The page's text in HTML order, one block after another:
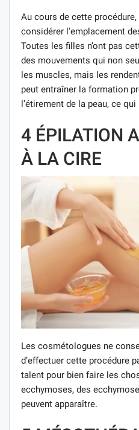
Au cours de cette
considérer l'emplacement
Toutes les filles n’ont pas
des mouvements qui non
les muscles, mais les
peut entraîner la formation
l’étirement de la peau, ce
4 ÉPILATION
À LA CIRE
Les cosmétologues ne
d’effectuer cette procédure
talent pour bien faire les
ecchymoses, des
peuvent apparaître.